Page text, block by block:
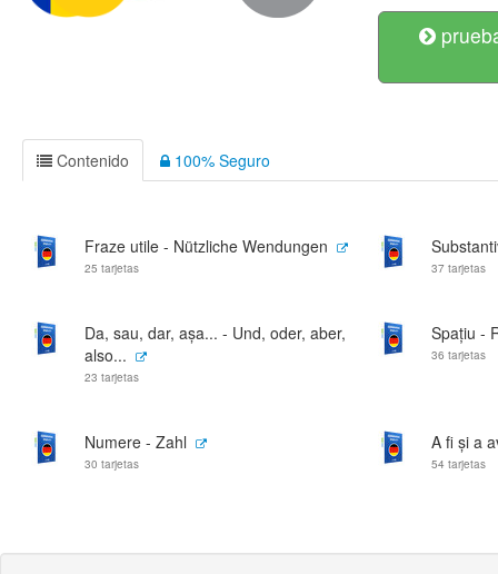
Contenido 100% Seguro
Fraze utile - Nützliche Wendungen
25 tarjetas 37 tarjetas
Da, sau, dar, așa... - Und, oder, aber,
also...
23 tarjetas
Spațiu -
36 tarjetas
Numere - Zahl
30 tarjetas
A fi și a
54 tarjetas